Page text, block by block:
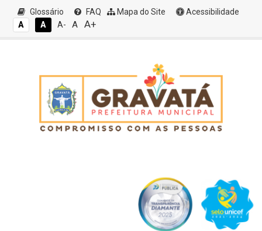
Glossário FAQ Mapa do Site
Acessibilidade
A
A A- A A+